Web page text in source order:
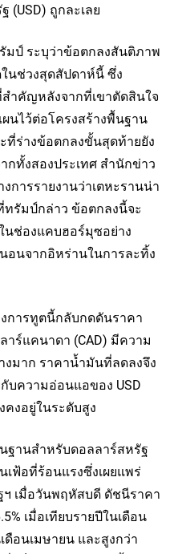
(USD) ถูกละเลย
มป์ ระบุว่าข้อตกลงสันติภาพ
นช่วงสุดสัปดาห์นี้ ซึ่ง
ำคัญหลังจากที่เขาตัดสินใจ
นไว้ต่อโครงสร้างพื้นฐาน
ร่างข้อตกลงขั้นสุดท้ายยัง
กทั้งสองประเทศ สำนักข่าว
การรายงานว่าเตหะรานน่า
ทรัมป์กล่าว ข้อตกลงนี้จะ
นช่องแคบฮอร์มุซอย่าง
นจากอิหร่านในการละทิ้ง
การทูตนี้กลับกดดันราคา
าร์แคนาดา (CAD) มีความ
มาก ราคาน้ำมันที่ลดลงจึง
บความอ่อนแอของ USD
คงอยู่ในระดับสูง
านสำหรับดอลลาร์สหรัฐ
เฟ้อที่ร้อนแรงซึ่งเผยแพร่
เมื่อวันพฤหัสบดี ดัชนีราคา
เมื่อเทียบรายปีในเดือน
อนเมษายน และสูงกว่า